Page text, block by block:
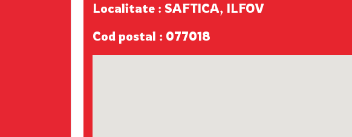
Localitate : SAFTICA, ILFOV
Cod postal : 077018